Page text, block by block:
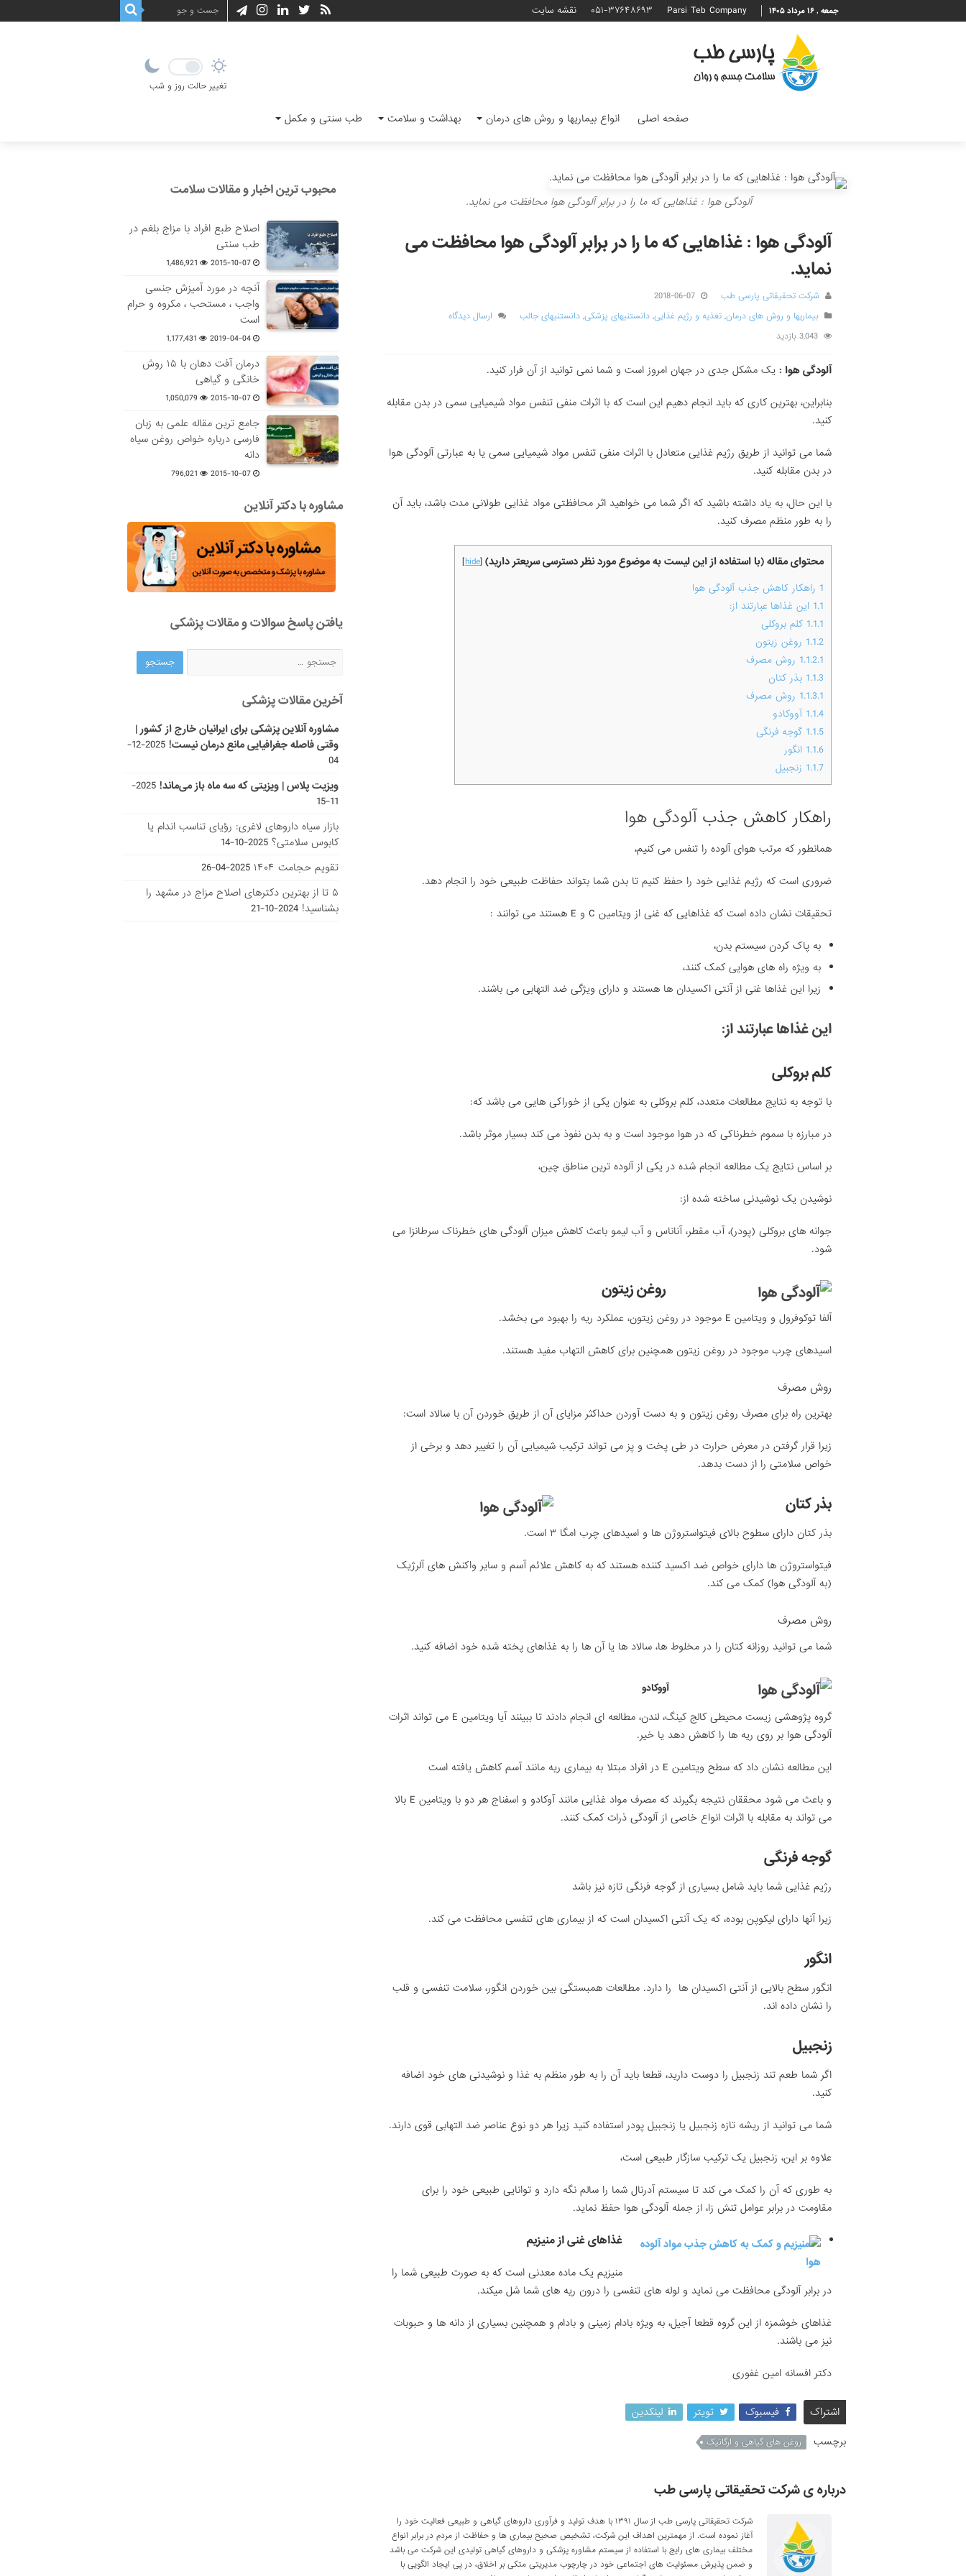
جمعه , ۱۶ مرداد ۱۴۰۵ Parsi Teb Company ۰۵۱-۳۷۶۴۸۶۹۳ نقشه سایت
تغییر حالت روز و شب
صفحه اصلی انواع بیماریها و روش های درمان بهداشت و سلامت طب سنتی و مکمل
آلودگی هوا : غذاهایی که ما را در برابر آلودگی هوا محافظت می نماید.
آلودگی هوا : غذاهایی که ما را در برابر آلودگی هوا محافظت می
نماید.
شرکت تحقیقاتی پارسی طب
2018-06-07
بیماریها و روش های درمان, تغذیه و رژیم غذایی, دانستنیهای پزشکی, دانستنیهای جالب
ارسال دیدگاه
3,043 بازدید
آلودگی هوا : یک مشکل جدی در جهان امروز است و شما نمی توانید از آن فرار کنید.
بنابراین، بهترین کاری که باید انجام دهیم این است که با اثرات منفی تنفس مواد شیمیایی سمی در بدن مقابله
کنید.
شما می توانید از طریق رژیم غذایی متعادل با اثرات منفی تنفس مواد شیمیایی سمی یا به عبارتی آلودگی هوا
در بدن مقابله کنید.
با این حال، به یاد داشته باشید که اگر شما می خواهید اثر محافظتی مواد غذایی طولانی مدت باشد، باید آن
را به طور منظم مصرف کنید.
محتوای مقاله (با استفاده از این لیست به موضوع مورد نظر دسترسی سریعتر دارید) [
hide
]
1 راهکار کاهش جذب آلودگی هوا
1.1 این غذاها عبارتند از:
1.1.1 کلم بروکلی
1.1.2 روغن زیتون
1.1.2.1 روش مصرف
1.1.3 بذر کتان
1.1.3.1 روش مصرف
1.1.4 آووکادو
1.1.5 گوجه فرنگی
1.1.6 انگور
1.1.7 زنجبیل
راهکار کاهش جذب آلودگی هوا
همانطور که مرتب هوای آلوده را تنفس می کنیم،
ضروری است که رژیم غذایی خود را حفظ کنیم تا بدن شما بتواند حفاظت طبیعی خود را انجام دهد.
تحقیقات نشان داده است که غذاهایی که غنی از ویتامین C و E هستند می توانند :
به پاک کردن سیستم بدن،
به ویژه راه های هوایی کمک کنند،
زیرا این غذاها غنی از آنتی اکسیدان ها هستند و دارای ویژگی ضد التهابی می باشند.
این غذاها عبارتند از:
کلم بروکلی
با توجه به نتایج مطالعات متعدد، کلم بروکلی به عنوان یکی از خوراکی هایی می باشد که:
در مبارزه با سموم خطرناکی که در هوا موجود است و به بدن نفوذ می کند بسیار موثر باشد.
بر اساس نتایج یک مطالعه انجام شده در یکی از آلوده ترین مناطق چین،
نوشیدن یک نوشیدنی ساخته شده از:
جوانه های بروکلی (پودر)، آب مقطر، آناناس و آب لیمو باعث کاهش میزان آلودگی های خطرناک سرطانزا می
شود.
روغن زیتون
آلفا توکوفرول و ویتامین E موجود در روغن زیتون، عملکرد ریه را بهبود می بخشد.
اسیدهای چرب موجود در روغن زیتون همچنین برای کاهش التهاب مفید هستند.
روش مصرف
بهترین راه برای مصرف روغن زیتون و به دست آوردن حداکثر مزایای آن از طریق خوردن آن با سالاد است:
زیرا قرار گرفتن در معرض حرارت در طی پخت و پز می تواند ترکیب شیمیایی آن را تغییر دهد و برخی از
خواص سلامتی را از دست بدهد.
بذر کتان
بذر کتان دارای سطوح بالای فیتواستروژن ها و اسیدهای چرب امگا ۳ است.
فیتواستروژن ها دارای خواص ضد اکسید کننده هستند که به کاهش علائم آسم و سایر واکنش های آلرژیک
(به آلودگی هوا) کمک می کند.
روش مصرف
شما می توانید روزانه کتان را در مخلوط ها، سالاد ها یا آن ها را به غذاهای پخته شده خود اضافه کنید.
آووکادو
گروه پژوهشی زیست محیطی کالج کینگ، لندن، مطالعه ای انجام دادند تا ببینند آیا ویتامین E می تواند اثرات
آلودگی هوا بر روی ریه ها را کاهش دهد یا خیر.
این مطالعه نشان داد که سطح ویتامین E در افراد مبتلا به بیماری ریه مانند آسم کاهش یافته است
و باعث می شود محققان نتیجه بگیرند که مصرف مواد غذایی مانند آوکادو و اسفناج هر دو با ویتامین E بالا
می تواند به مقابله با اثرات انواع خاصی از آلودگی ذرات کمک کنند.
گوجه فرنگی
رژیم غذایی شما باید شامل بسیاری از گوجه فرنگی تازه نیز باشد
زیرا آنها دارای لیکوپن بوده، که یک آنتی اکسیدان است که از بیماری های تنفسی محافظت می کند.
انگور
انگور سطح بالایی از آنتی اکسیدان ها را دارد. مطالعات همبستگی بین خوردن انگور، سلامت تنفسی و قلب
را نشان داده اند.
زنجبیل
اگر شما طعم تند زنجبیل را دوست دارید، قطعا باید آن را به طور منظم به غذا و نوشیدنی های خود اضافه
کنید.
شما می توانید از ریشه تازه زنجبیل یا زنجبیل پودر استفاده کنید زیرا هر دو نوع عناصر ضد التهابی قوی دارند.
علاوه بر این، زنجبیل یک ترکیب سازگار طبیعی است،
به طوری که آن را کمک می کند تا سیستم آدرنال شما را سالم نگه دارد و توانایی طبیعی خود را برای
مقاومت در برابر عوامل تنش زا، از جمله آلودگی هوا حفظ نماید.
غذاهای غنی از منیزیم
منیزیم یک ماده معدنی است که به صورت طبیعی شما را
در برابر آلودگی محافظت می نماید و لوله های تنفسی را درون ریه های شما شل میکند.
غذاهای خوشمزه از این گروه قطعا آجیل، به ویژه بادام زمینی و بادام و همچنین بسیاری از دانه ها و حبوبات
نیز می باشند.
دکتر افسانه امین غفوری
اشتراک فیسبوک تویتر
لینکدین
برچسب
روغن های گیاهی و ارگانیک
درباره ی شرکت تحقیقاتی پارسی طب
شرکت تحقیقاتی پارسی طب از سال ۱۳۹۱ با هدف تولید و فرآوری داروهای گیاهی و طبیعی فعالیت خود را
آغاز نموده است. از مهمترین اهداف این شرکت، تشخیص صحیح بیماری ها و حفاظت از مردم در برابر انواع
مختلف بیماری های رایج با استفاده از سیستم مشاوره پزشکی و داروهای گیاهی تولیدی این شرکت می باشد
و ضمن پذیرش مسئولیت های اجتماعی خود در چارچوب مدیریتی متکی بر اخلاق، در پی ایجاد الگویی با
محبوب ترین اخبار و مقالات سلامت
اصلاح طبع افراد با مزاج بلغم در
طب سنتی
2015-10-07
1,486,921
آنچه در مورد آمیزش جنسی
واجب ، مستحب ، مکروه و حرام
است
2019-04-04
1,177,431
درمان آفت دهان با ۱۵ روش
خانگی و گیاهی
2015-10-07
1,050,079
جامع ترین مقاله علمی به زبان
فارسی درباره خواص روغن سیاه
دانه
2015-10-07
796,021
مشاوره با دکتر آنلاین
یافتن پاسخ سوالات و مقالات پزشکی
آخرین مقالات پزشکی
مشاوره آنلاین پزشکی برای ایرانیان خارج از کشور |
وقتی فاصله جغرافیایی مانع درمان نیست!
2025-12-
04
ویزیت پلاس | ویزیتی که سه ماه باز می‌ماند!
2025-
11-15
بازار سیاه داروهای لاغری: رؤیای تناسب اندام یا
کابوس سلامتی؟ 2025-10-14
تقویم حجامت ۱۴۰۴
2025-04-26
۵ تا از بهترین دکتر‌های اصلاح مزاج در مشهد را
بشناسید! 2024-10-21